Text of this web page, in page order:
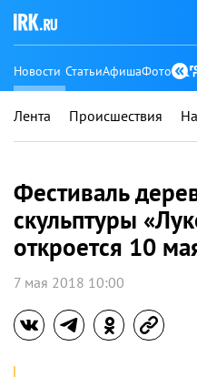
Новости СтатьиАфишаФото
Лента Происшествия
Фестиваль
скульптуры
откроется 10
7 мая 2018 10:00